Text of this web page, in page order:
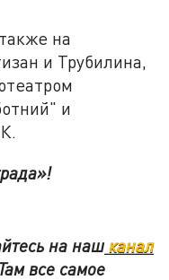
на
и Трубилина,
и
на нашканал
все самое